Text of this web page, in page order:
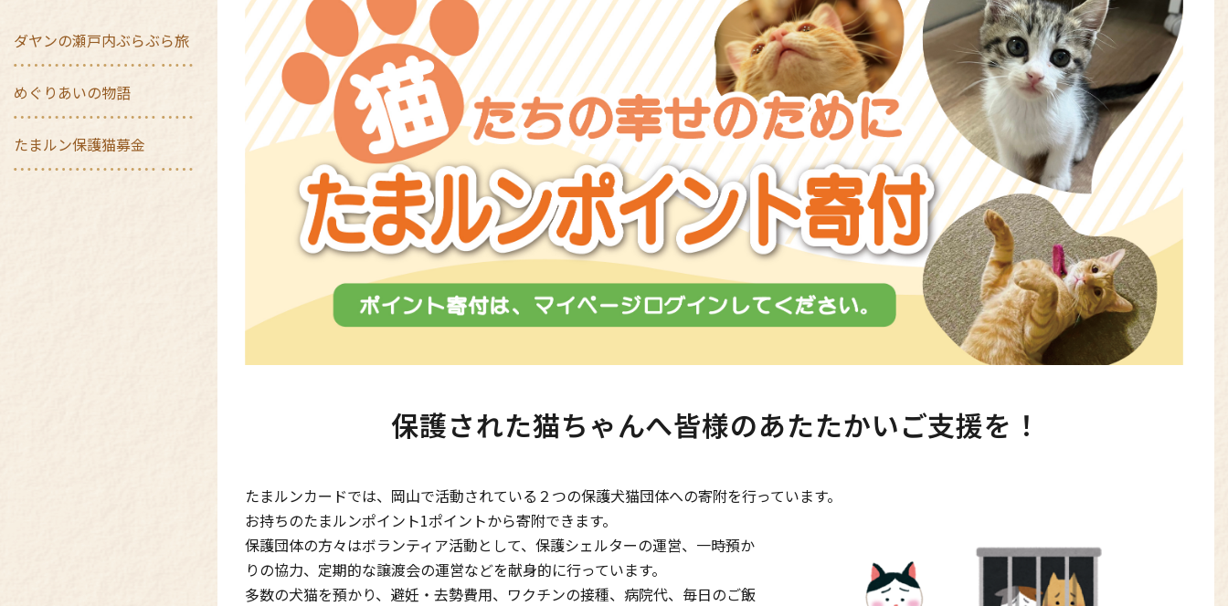
ダヤンの瀬戸内ぶらぶら旅
めぐりあいの物語
たまルン保護猫募金
保護された猫ちゃんへ皆様のあたたかいご支援を！
たまルンカードでは、岡山で活動されている２つの保護犬猫団体への寄附を行っています。
お持ちのたまルンポイント1ポイントから寄附できます。
保護団体の方々はボランティア活動として、保護シェルターの運営、一時預か
りの協力、定期的な譲渡会の運営などを献身的に行っています。
多数の犬猫を預かり、避妊・去勢費用、ワクチンの接種、病院代、毎日のご飯